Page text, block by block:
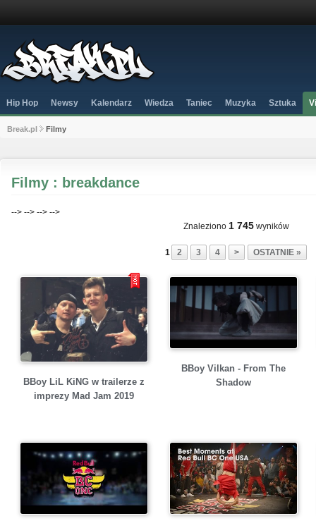
Hip Hop Newsy Kalendarz Wiedza Taniec Muzyka Sztuka
Break.pl Filmy
Filmy : breakdance
--> --> --> -->
Znaleziono 1 745 wyników
1 2 3 4 > OSTATNIE »
BBoy LiL KiNG w trailerze z
imprezy Mad Jam 2019
BBoy Vilkan - From The
Shadow